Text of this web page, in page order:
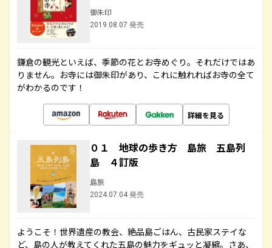
御朱印
2019.08.07 発売
鎌倉の観光といえば、季節の花とお寺めぐり。それだけではあ
りません。お寺には御朱印があり、これに触れればお寺の全て
がわかるのです！
詳細を見る
０１ 地球の歩き方 島旅 五島列
島 ４訂版
島旅
2024.07.04 発売
ようこそ！世界遺産の教会、絶品島ごはん、古民家ステイな
ど、島の人が教えてくれた五島の魅力をギュッと凝縮。さあ、